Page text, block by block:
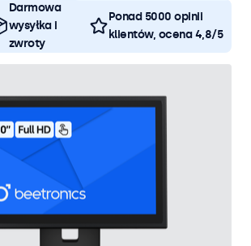
Darmowa
wysyłka i
zwroty
Ponad 5000 opinii
klientów, ocena 4,8/5